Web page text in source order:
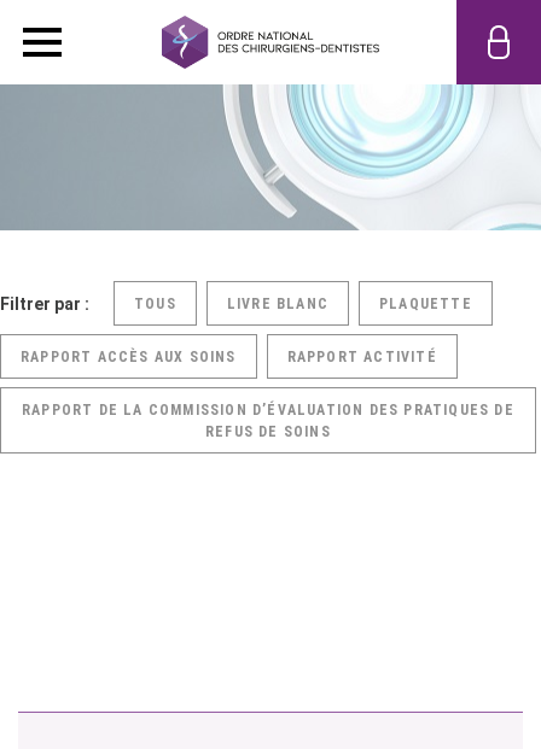
Filtrer par : TOUS LIVRE BLANC PLAQUETTE
RAPPORT ACCÈS AUX SOINS RAPPORT ACTIVITÉ
RAPPORT DE LA COMMISSION D’ÉVALUATION DES PRATIQUES DE
REFUS DE SOINS